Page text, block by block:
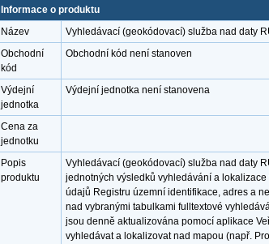
Informace o produktu
Název
Vyhledávací (geokódovací) služba nad daty
Obchodní
kód
Obchodní kód není stanoven
Výdejní
jednotka
Výdejní jednotka není stanovena
Cena za
jednotku
Popis
produktu
Vyhledávací (geokódovací) služba nad daty
jednotných výsledků vyhledávání a
údajů Registru územní identifikace, adres a
nad vybranými tabulkami fulltextové
jsou denně aktualizována pomocí aplikace
vyhledávat a lokalizovat nad mapou (např.